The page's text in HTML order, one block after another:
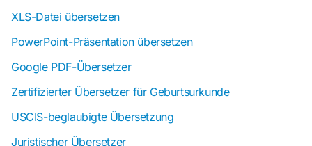
XLS-Datei übersetzen
PowerPoint-Präsentation übersetzen
Google PDF-Übersetzer
Zertifizierter Übersetzer für Geburtsurkunde
USCIS-beglaubigte Übersetzung
Juristischer Übersetzer